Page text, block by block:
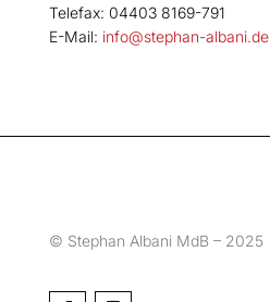
Telefax: 04403 8169-791
E-Mail: info@stephan-albani.de
© Stephan Albani MdB – 2025